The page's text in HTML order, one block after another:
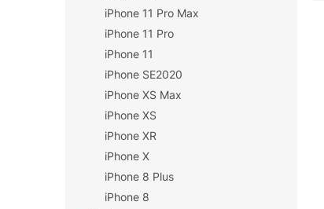
iPhone 11 Pro Max
iPhone 11 Pro
iPhone 11
iPhone SE2020
iPhone XS Max
iPhone XS
iPhone XR
iPhone X
iPhone 8 Plus
iPhone 8